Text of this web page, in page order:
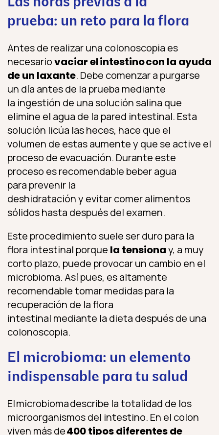
prueba: un reto para la flora
Antes de realizar una colonoscopia es
necesariovaciar elintestinocon la ayuda
de un laxante. Debe comenzar a purgarse
un día antes de la prueba mediante
la ingestión de una solución salina que
elimine el agua de la pared intestinal. Esta
solución licúa las heces, hace que el
volumen de estas aumente y que se active el
proceso de evacuación. Durante este
proceso es recomendable beber agua
para prevenir la
deshidratación y evitar comer alimentos
sólidos hasta después del examen.
Este procedimiento suele ser duro para la
flora intestinal porque la tensionay, a muy
corto plazo, puede provocar un cambio en el
microbioma. Así pues, es altamente
recomendable tomar medidas para la
recuperación de la flora
intestinal mediante la dieta después de una
colonoscopia.
El microbioma: un elemento
indispensable para tu salud
El microbioma describe la totalidad de los
microorganismos del intestino. En el colon
viven más de400 tipos diferentes de